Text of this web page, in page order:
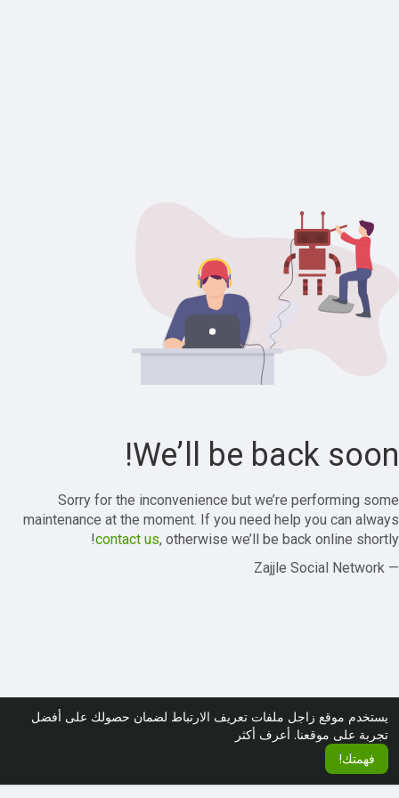
يستخدم موقع زاجل ملفات تعريف الارتباط لضمان حصولك على أفضل
تجربة على موقعنا. أعرف أكثر
فهمتك!
We’ll be back soon!
Sorry for the inconvenience but we’re performing some
maintenance at the moment. If you need help you can always
contact us, otherwise we’ll be back online shortly!
— Zajjle Social Network